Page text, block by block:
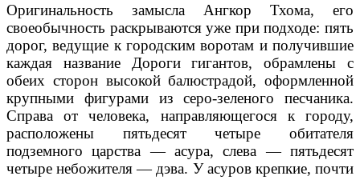
Оригинальность замысла Ангкор Тхома, его
своеобычность раскрываются уже при подходе: пять
дорог, ведущие к городским воротам и получившие
каждая название Дороги гигантов, обрамлены с
обеих сторон высокой балюстрадой, оформленной
крупными фигурами из серо-зеленого песчаника.
Справа от человека, направляющегося к городу,
расположены пятьдесят четыре обитателя
подземного царства — асура, слева — пятьдесят
четыре небожителя — дэва. У асуров крепкие, почти